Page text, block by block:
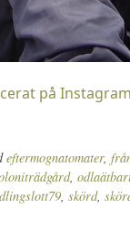
på
eftermognatomater,
,
skörd,